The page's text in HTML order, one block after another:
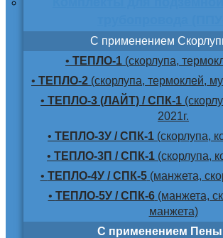
С применением
• ТЕПЛО-1 (скорлупа,
• ТЕПЛО-2 (скорлупа, термоклей,
• ТЕПЛО-3 (ЛАЙТ) / СПК-1
2021г.
• ТЕПЛО-3У / СПК-1 (скорлупа,
• ТЕПЛО-3П / СПК-1 (скорлупа,
• ТЕПЛО-4У / СПК-5(манжета,
• ТЕПЛО-5У / СПК-6(манжета,
манжета)
С применением